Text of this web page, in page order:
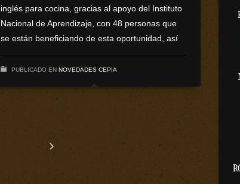
inglés para cocina, gracias al apoyo del Instituto
Nacional de Aprendizaje, con 48 personas que
se están beneficiando de esta oportunidad, así
PUBLICADO EN NOVEDADES CEPIA